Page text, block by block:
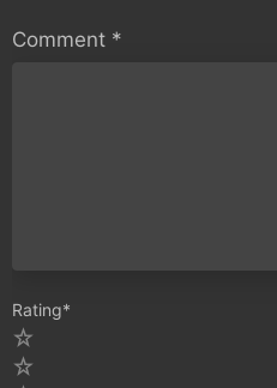
Comment *
Rating*